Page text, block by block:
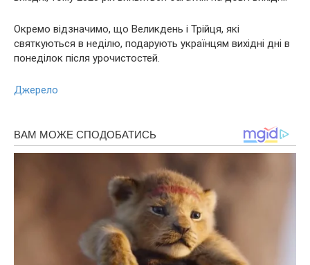
Окремо відзначимо, що Великдень і Трійця, які
святкуються в неділю, подарують українцям вихідні дні в
понеділок після урочистостей.
Джерело